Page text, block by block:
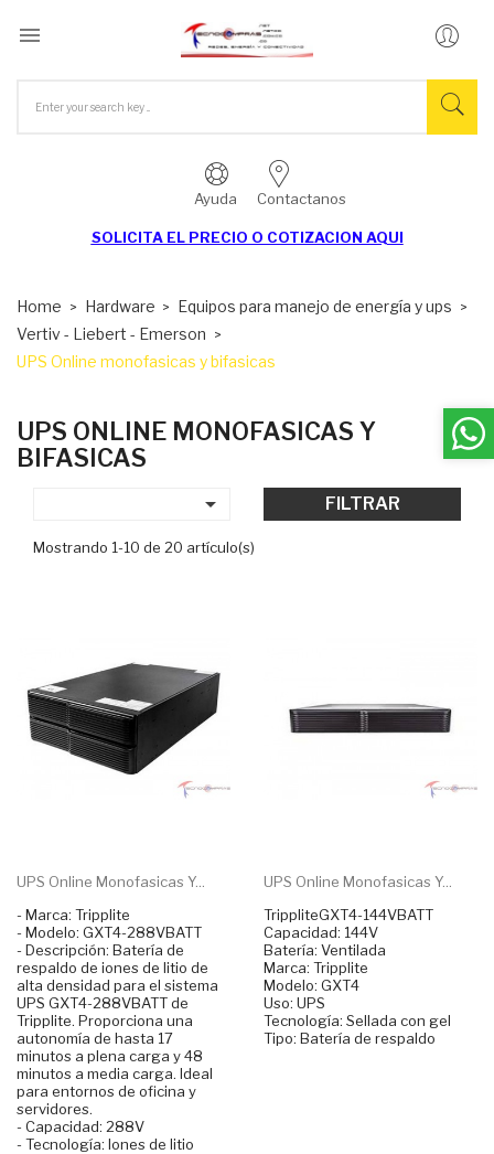

Ayuda Contactanos
SOLICITA EL PRECIO O COTIZACION AQUI
Home Hardware
Equipos para manejo de energía y ups
Vertiv - Liebert - Emerson
UPS Online monofasicas y bifasicas
UPS ONLINE MONOFASICAS Y
BIFASICAS
 FILTRAR
Mostrando 1-10 de 20 artículo(s)
UPS Online Monofasicas Y...
- Marca: Tripplite
- Modelo: GXT4-288VBATT
- Descripción: Batería de
respaldo de iones de litio de
alta densidad para el sistema
UPS GXT4-288VBATT de
Tripplite. Proporciona una
autonomía de hasta 17
minutos a plena carga y 48
minutos a media carga. Ideal
para entornos de oficina y
servidores.
- Capacidad: 288V
- Tecnología: Iones de litio
UPS Online Monofasicas Y...
TrippliteGXT4-144VBATT
Capacidad: 144V
Batería: Ventilada
Marca: Tripplite
Modelo: GXT4
Uso: UPS
Tecnología: Sellada con gel
Tipo: Batería de respaldo